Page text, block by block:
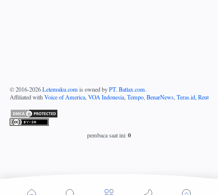
© 2016-2026Lelemuku.comis owned byPT. Batlax.com.
Affiliated withVoice of America,VOA Indonesia,Tempo,BenarNews,Teras.id,Reuters
pembaca saat ini:0